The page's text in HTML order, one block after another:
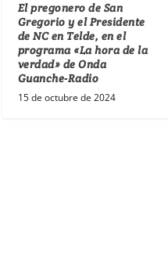
El pregonero de San
Gregorio y el Presidente
de NC en Telde, en el
programa «La hora de la
verdad» de Onda
Guanche-Radio
15 de octubre de 2024